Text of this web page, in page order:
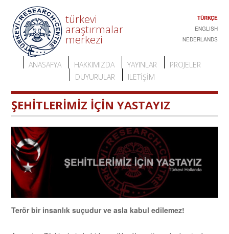
TÜRKÇE
ENGLISH
NEDERLANDS
türkevi
araştırmalar
merkezi
ANASAFYA HAKKIMIZDA YAYINLAR
PROJELER
DUYURULAR
ILETIŞIM
ŞEHİTLERİMİZ İÇİN YASTAYIZ
Terör bir insanlık suçudur ve asla kabul edilemez!